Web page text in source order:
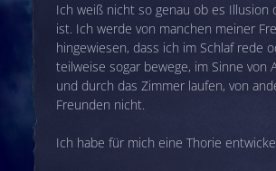
Ich weiß nicht so genau ob es Illusion
ist. Ich werde von manchen meiner
hingewiesen, dass ich im Schlaf rede
teilweise sogar bewege, im Sinne von
und durch das Zimmer laufen, von
Freunden nicht.
Ich habe für mich eine Thorie